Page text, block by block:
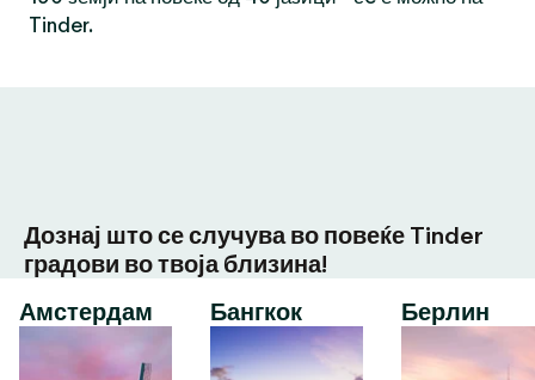
Tinder.
Дознај што се случува во повеќе Tinder
градови во твоја близина!
Амстердам
Бангкок Берлин